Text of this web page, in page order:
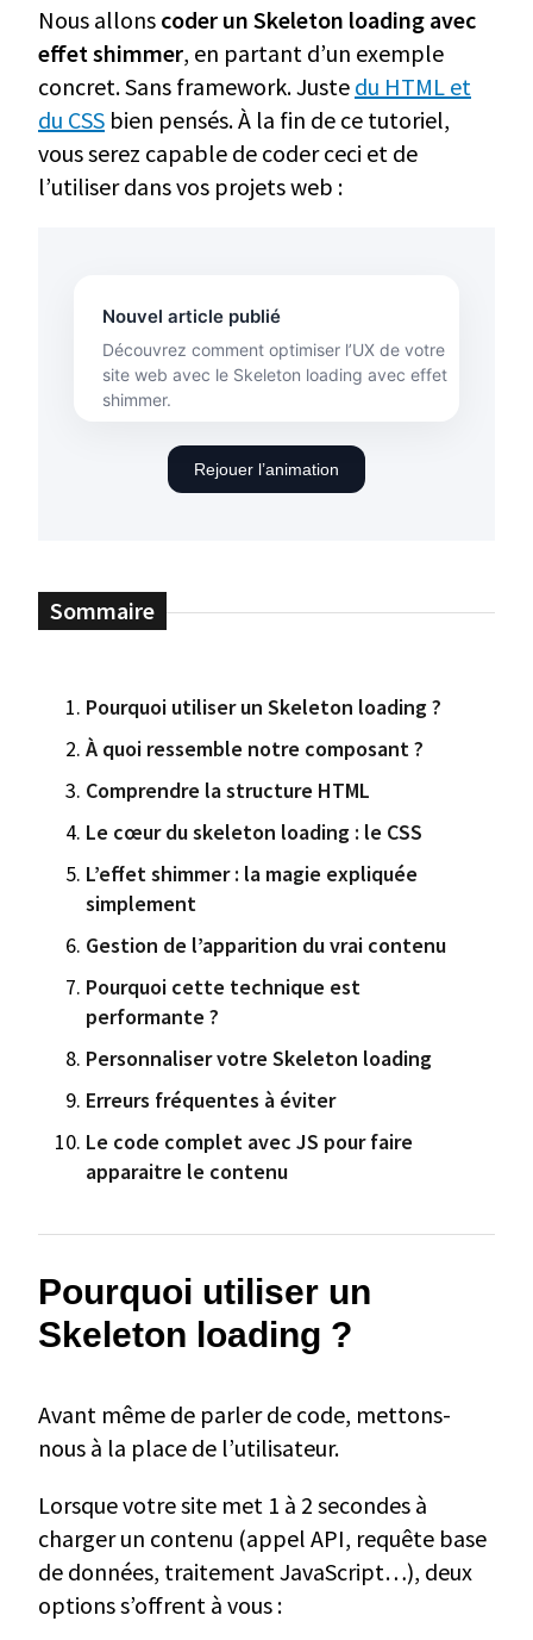
Nous allons coder un Skeleton loading avec
effet shimmer, en partant d’un exemple
concret. Sans framework. Juste du HTML et
du CSS bien pensés. À la fin de ce tutoriel,
vous serez capable de coder ceci et de
l’utiliser dans vos projets web :
Nouvel article publié
Découvrez comment optimiser l’UX de votre
site web avec le Skeleton loading avec effet
shimmer.
Rejouer l’animation
Pourquoi utiliser un Skeleton loading ?
À quoi ressemble notre composant ?
Comprendre la structure HTML
Le cœur du skeleton loading : le CSS
L’effet shimmer : la magie expliquée
simplement
Gestion de l’apparition du vrai contenu
Pourquoi cette technique est
performante ?
Personnaliser votre Skeleton loading
Erreurs fréquentes à éviter
Le code complet avec JS pour faire
apparaitre le contenu
Pourquoi utiliser un
Skeleton loading ?
Avant même de parler de code, mettons-
nous à la place de l’utilisateur.
Lorsque votre site met 1 à 2 secondes à
charger un contenu (appel API, requête base
de données, traitement JavaScript…), deux
options s’offrent à vous :